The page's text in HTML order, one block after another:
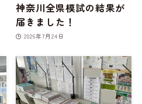
神奈川全県模試の結果が
届きました！
2026年7月24日